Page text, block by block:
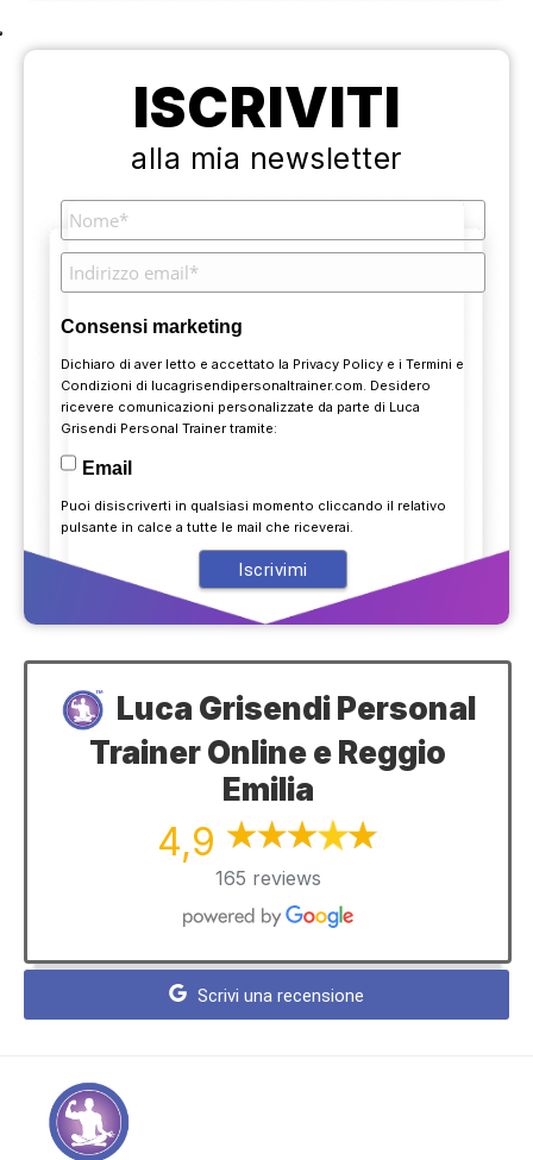
ISCRIVITI
alla mia newsletter
Consensi marketing
Dichiaro di aver letto e accettato la Privacy Policy e iTermini e
Condizioni di lucagrisendipersonaltrainer.com. Desidero
ricevere comunicazioni personalizzate da parte di Luca
Grisendi Personal Trainer tramite:
Email
Puoi disiscriverti in qualsiasi momento cliccando il relativo
pulsante in calce a tutte le mail che riceverai.
Luca Grisendi Personal
Trainer Online e Reggio
Emilia
4,9
165 reviews
Scrivi una recensione